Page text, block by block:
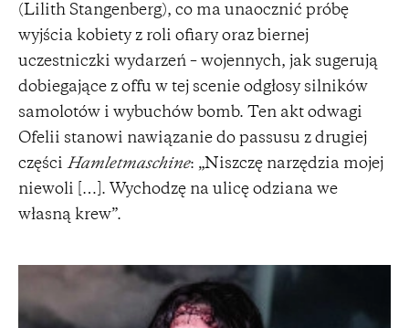
(Lilith Stangenberg), co ma unaocznić próbę
wyjścia kobiety z roli ofiary oraz biernej
uczestniczki wydarzeń – wojennych, jak sugerują
dobiegające z offu w tej scenie odgłosy silników
samolotów i wybuchów bomb. Ten akt odwagi
Ofelii stanowi nawiązanie do passusu z drugiej
części Hamletmaschine: „Niszczę narzędzia mojej
niewoli […]. Wychodzę na ulicę odziana we
własną krew”.